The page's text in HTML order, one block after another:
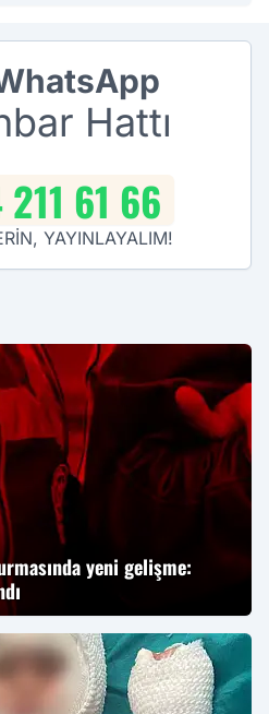
Hattı
61 66
YAYINLAYALIM!
yeni gelişme: